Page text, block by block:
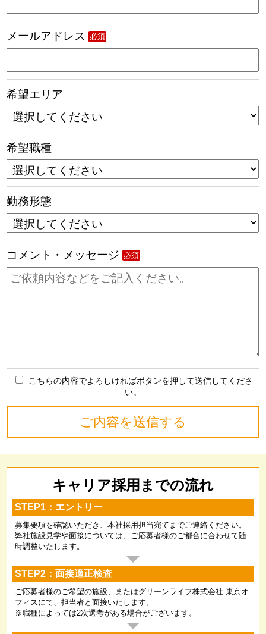
メールアドレス 必須
希望エリア
希望職種
勤務形態
コメント・メッセージ 必須
こちらの内容でよろしければボタンを押して送信してくださ
い。
キャリア採用までの流れ
STEP1：エントリー
募集要項を確認いただき、本社採用担当宛てまでご連絡ください。
弊社施設見学や面接については、ご応募者様のご都合に合わせて随
時調整いたします。
STEP2：面接適正検査
ご応募者様のご希望の施設、またはグリーンライフ株式会社 東京オ
フィスにて、担当者と面接いたします。
※職種によっては2次選考がある場合がございます。